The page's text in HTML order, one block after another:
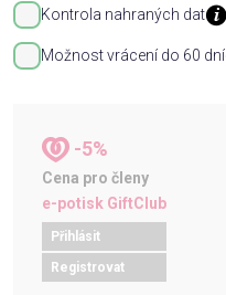
Kontrola nahraných dat
Možnost vrácení do 60 dní
-5%
Cena pro členy
e-potisk GiftClub
Přihlásit
Registrovat